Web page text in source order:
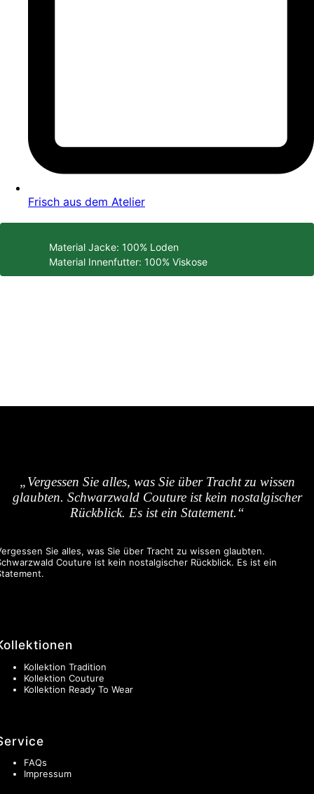
Frisch aus dem Atelier
Material Jacke: 100% Loden
Material Innenfutter: 100% Viskose
„Vergessen Sie alles, was Sie über Tracht zu wissen
glaubten. Schwarzwald Couture ist kein nostalgischer
Rückblick. Es ist ein Statement.“
Sie alles, was Sie über Tracht zu wissen glaubten.
Couture ist kein nostalgischer Rückblick. Es ist ein
Kollektion Tradition
Kollektion Couture
Kollektion Ready To Wear
FAQs
Impressum